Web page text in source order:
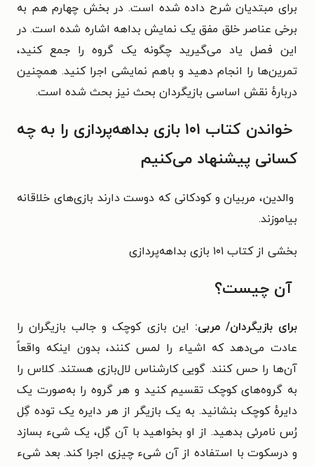
برای مبتدیان شرح داده شده است. در بخش چهارم هم به
برخی عناصر خلق مفق یک نمایش بداهه اشاره شده است. در
این فصل یاد می‌گیرید چگونه یک گروه را جمع کنید،
تمرین‌ها را انجام دهید و باهم نمایشی اجرا کنید. همچنین
دربارهٔ نقش اساسی بازیگردان بحث نیز بحث شده است.
خواندن کتاب ۱۰۱ بازی بداهه‌پردازی را به چه
کسانی پیشنهاد می‌کنیم
والدین، مربیان و کودکانی که دوست دارند بازی‌های خلاقانه
بیاموزند.
بخشی از کتاب ۱۰۱ بازی بداهه‌پردازی
آن چیست؟
برای بازیگردان/ مربی: این بازی کوچک و جالب بازیگران را
عادت می‌دهد که اشیاء را لمس کنند، بدون اینکه واقعاً
آن‌ها را حس کنند. گویی کارشناس لال‌بازی هستند. کلاس را
به گروه‌های کوچک تقسیم کنید و هر گروه را به‌صورت یک
دایرهٔ کوچک بنشانید. به یک بازیگر از هر دایره یک توده گِل
رُس نامرئی بدهید. از او بخواهید با آن گِل، یک شی‌ء بسازد
و درسکوت با استفاده از آن شی‌ء چیزی اجرا کند. بعد شی‌ء